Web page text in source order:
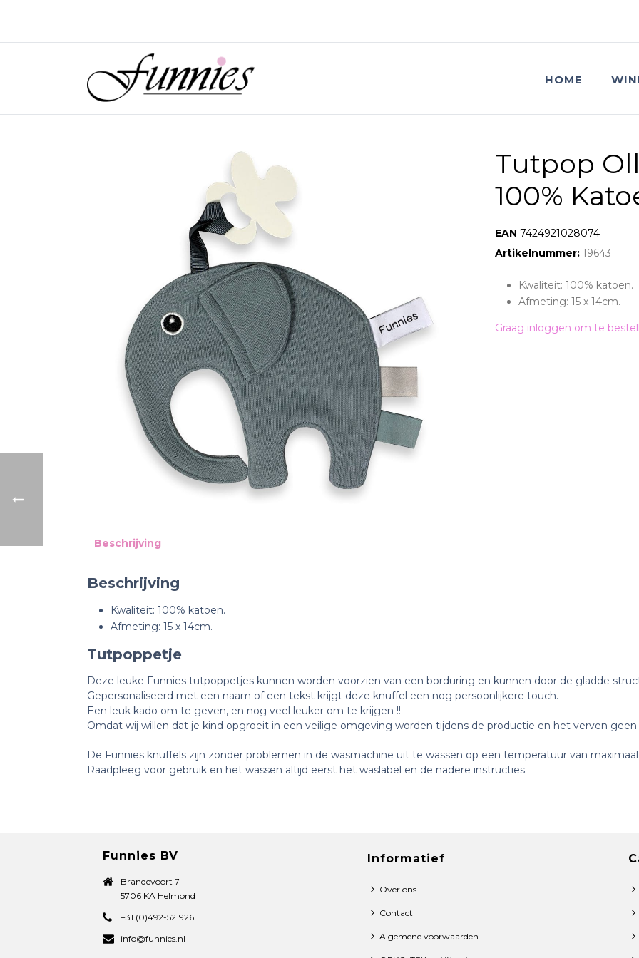
HOME
Tutpop
100%
EAN: 7424921028074
Artikelnummer: 19643
Kwaliteit: 100% katoen.
Afmeting: 15 x 14cm.
Graag inloggen om te
Beschrijving
Beschrijving
Kwaliteit: 100% katoen.
Afmeting: 15 x 14cm.
Tutpoppetje
Deze leuke Funnies tutpoppetjes kunnen worden voorzien van een borduring en kunnen door de gladde
Gepersonaliseerd met een naam of een tekst krijgt deze knuffel een nog persoonlijkere touch.
Een leuk kado om te geven, en nog veel leuker om te krijgen !!
Omdat wij willen dat je kind opgroeit in een veilige omgeving worden tijdens de productie en het verven
De Funnies knuffels zijn zonder problemen in de wasmachine uit te wassen op een temperatuur van
Raadpleeg voor gebruik en het wassen altijd eerst het waslabel en de nadere instructies.
Funnies BV
Brandevoort 7
5706 KA Helmond
+31 (0)492-521926
info@funnies.nl
Informatief
Over ons
Contact
Algemene voorwaarden